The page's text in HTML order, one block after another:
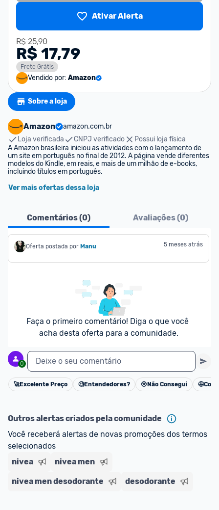
Ativar Alerta
R$ 25,90
R$ 17,79
Frete Grátis
Vendido por: Amazon
Sobre a loja
Amazon
amazon.com.br
Loja verificada
CNPJ verificado
Possui loja física
A Amazon brasileira iniciou as atividades com o lançamento de
um site em português no final de 2012. A página vende diferentes
modelos do Kindle, em reais, e mais de um milhão de e-books,
incluindo títulos em português.
Ver mais ofertas dessa loja
Comentários (0) Avaliações (0)
Oferta postada por Manu 5 meses atrás
Faça o primeiro comentário! Diga o que você
acha desta oferta para a comunidade.
0 Deixe o seu comentário
Cancelar
🚀Excelente Preço 🧐Entendedores? 😢 Não Consegui 🤩
Outros alertas criados pela comunidade
Você receberá alertas de novas promoções dos termos
selecionados
nivea
nivea men
nivea men desodorante desodorante